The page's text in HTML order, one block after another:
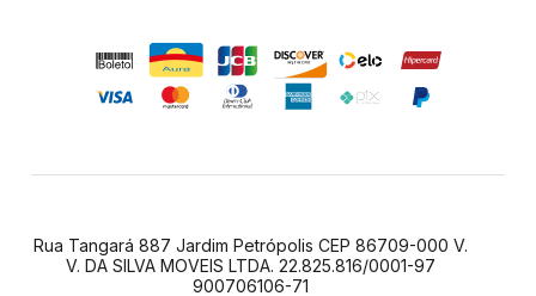
Rua Tangará 887 Jardim Petrópolis CEP 86709-000 V.
V. DA SILVA MOVEIS LTDA. 22.825.816/0001-97
900706106-71